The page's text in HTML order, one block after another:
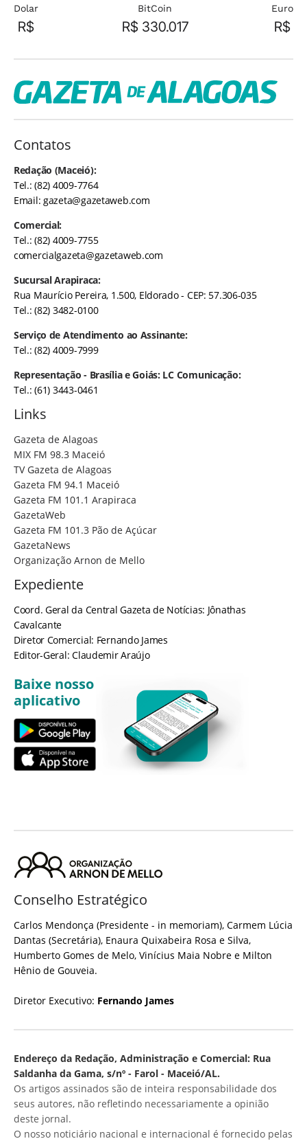
Dolar
R$
BitCoin
R$ 330.017
Euro
R$
Contatos
Redação (Maceió):
Tel.: (82) 4009-7764
Email:gazeta@gazetaweb.com
Comercial:
Tel.: (82) 4009-7755
comercialgazeta@gazetaweb.com
Sucursal Arapiraca:
Rua Maurício Pereira, 1.500, Eldorado - CEP: 57.306-035
Tel.: (82) 3482-0100
Serviço de Atendimento ao Assinante:
Tel.: (82) 4009-7999
Representação - Brasília e Goiás: LC Comunicação:
Tel.: (61) 3443-0461
Links
Gazeta de Alagoas
MIX FM 98.3 Maceió
TV Gazeta de Alagoas
Gazeta FM 94.1 Maceió
Gazeta FM 101.1 Arapiraca
GazetaWeb
Gazeta FM 101.3 Pão de Açúcar
GazetaNews
Organização Arnon de Mello
Expediente
Coord. Geral da Central Gazeta de Notícias: Jônathas
Cavalcante
Diretor Comercial: Fernando James
Editor-Geral: Claudemir Araújo
Baixe nosso
aplicativo
Conselho Estratégico
Carlos Mendonça (Presidente - in memoriam), Carmem Lúcia
Dantas (Secretária), Enaura Quixabeira Rosa e Silva,
Humberto Gomes de Melo, Vinícius Maia Nobre e Milton
Hênio de Gouveia.
Diretor Executivo: Fernando James
Endereço da Redação, Administração e Comercial: Rua
Saldanha da Gama, s/nº - Farol - Maceió/AL.
Os artigos assinados são de inteira responsabilidade dos
seus autores, não refletindo necessariamente a opinião
deste jornal.
O nosso noticiário nacional e internacional é fornecido pelas